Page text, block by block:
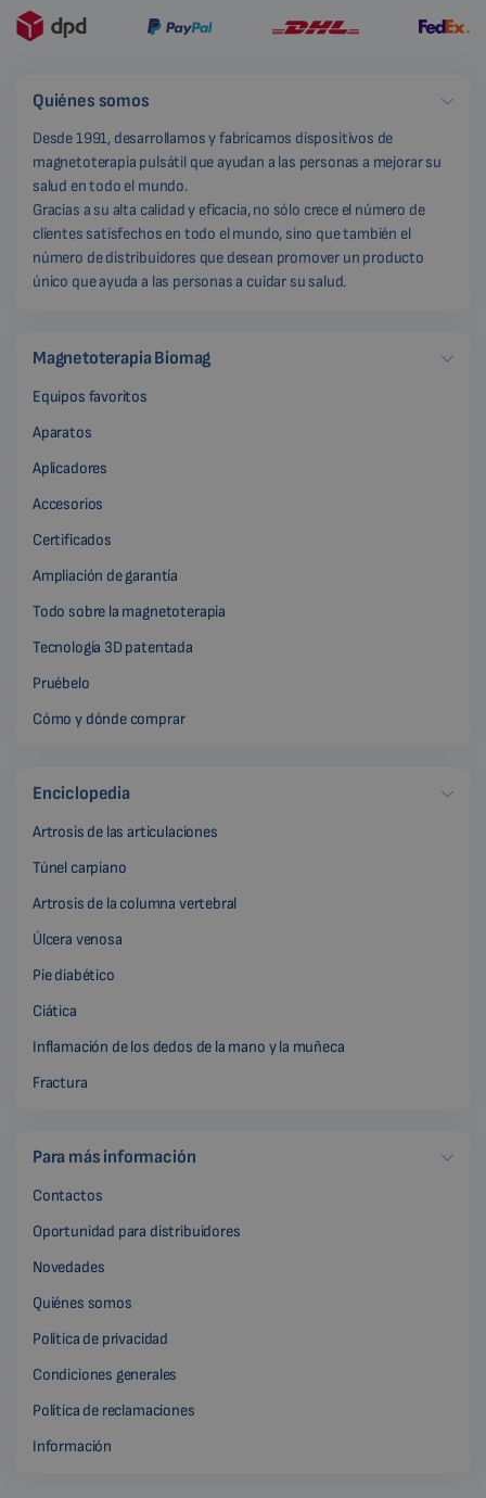
Quiénes somos
Desde 1991, desarrollamos y fabricamos dispositivos de
magnetoterapia pulsátil que ayudan a las personas a mejorar su
salud en todo el mundo.
Gracias a su alta calidad y eficacia, no sólo crece el número de
clientes satisfechos en todo el mundo, sino que también el
número de distribuidores que desean promover un producto
único que ayuda a las personas a cuidar su salud.
Magnetoterapia Biomag
Equipos favoritos
Aparatos
Aplicadores
Accesorios
Certificados
Ampliación de garantía
Todo sobre la magnetoterapia
Tecnología 3D patentada
Pruébelo
Cómo y dónde comprar
Enciclopedia
Artrosis de las articulaciones
Túnel carpiano
Artrosis de la columna vertebral
Úlcera venosa
Pie diabético
Ciática
Inflamación de los dedos de la mano y la muñeca
Fractura
Para más información
Contactos
Oportunidad para distribuidores
Novedades
Quiénes somos
Política de privacidad
Condiciones generales
Política de reclamaciones
Información